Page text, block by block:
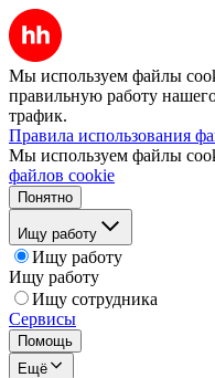
Мы используем файлы
правильную работу
трафик.
Правила использования
Мы используем файлы
файлов cookie
Понятно
Ищу работу
Ищу работу
Ищу работу
Ищу сотрудника
Сервисы
Помощь
Ещё